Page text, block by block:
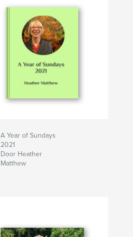
A Year of Sundays
2021
Door Heather
Matthew